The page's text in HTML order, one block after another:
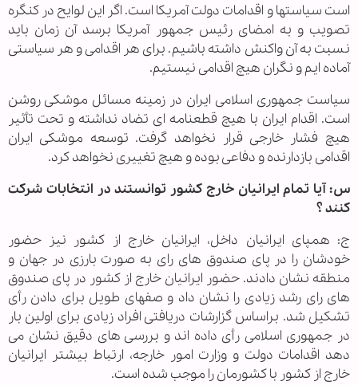
است سیاستها و اقدامات دولت آمریکا است. اگر این لوایح در کنگره
تصویب و به امضای رئیس جمهور آمریکا برسد آن زمان باید
نسبت به آن واکنش داشته باشیم. برای هر اقدامی و هر سیاستی
آماده ایم و نگران هیچ اقدامی نیستیم.
سیاست جمهوری اسلامی ایران در زمینه مسائل موشکی روشن
است. اقدام ایران با هیچ قطعنامه ای تضاد نداشته و تحت تأثیر
هیچ فشار خارجی قرار نخواهد گرفت. توسعه موشکی ایران
اقدامی بازدارنده و دفاعی بوده و هیچ تغییری نخواهد کرد.
س: آیا تمام ایرانیان خارج کشور توانستند در انتخابات شرکت
کنند ؟
ج: همپای ایرانیان داخل، ایرانیان خارج از کشور نیز حضور
خودشان را در پای صندوق های رای به صورت بارزی در جهان و
منطقه نشان دادند. حضور ایرانیان خارج از کشور در پای صندوق
های رای رشد زیادی را نشان داد و صفهای طویل برای دادن رأی
تشکیل شد. براساس گزارشات دریافتی افراد زیادی برای اولین بار
در جمهوری اسلامی رأی داده اند و بررسی های دقیق نشان می
دهد اقدامات دولت و وزارت امور خارجه، ارتباط بیشتر ایرانیان
خارج از کشور با کشورمان را موجب شده است.